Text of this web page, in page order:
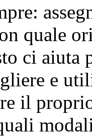
quale
ci
e
il